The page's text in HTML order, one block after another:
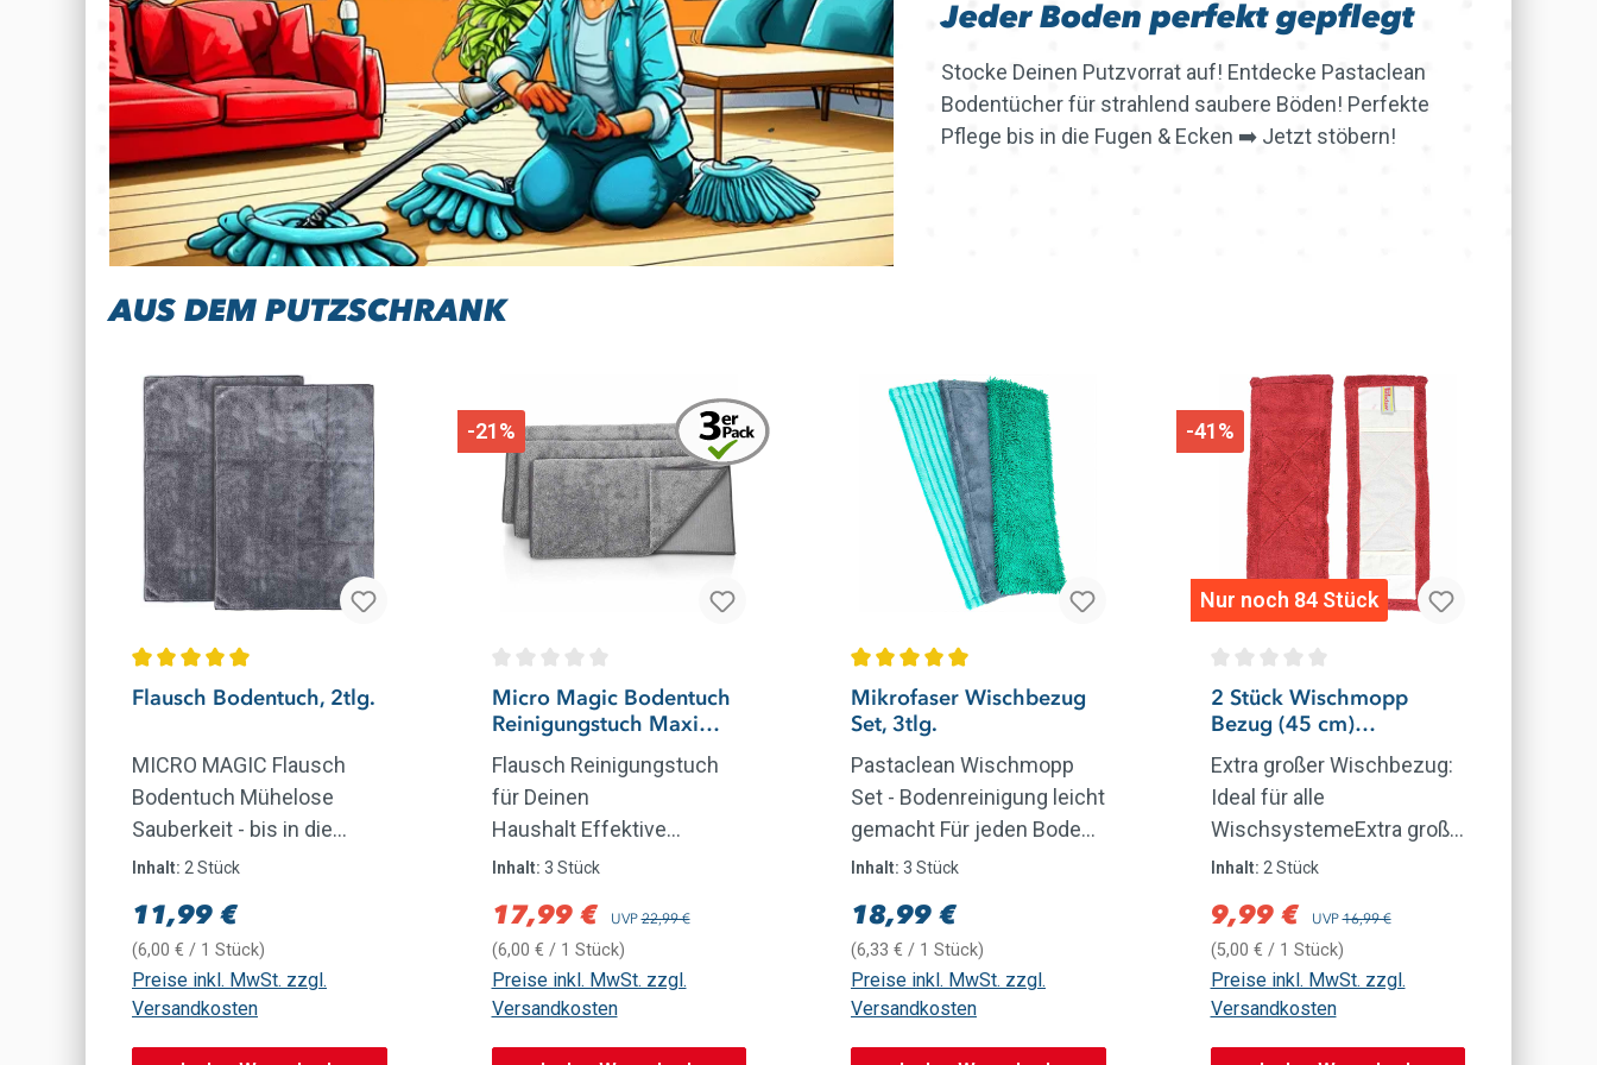
Jeder Boden perfekt gepflegt
Stocke Deinen Putzvorrat auf! Entdecke Pastaclean
Bodentücher für strahlend saubere Böden! Perfekte
Pflege bis in die Fugen & Ecken ➡️ Jetzt stöbern!
AUS DEM PUTZSCHRANK
Durchschnittliche Bewertung von 5 von 5 Sternen
Flausch Bodentuch, 2tlg.
MICRO MAGIC Flausch
Bodentuch Mühelose
Sauberkeit - bis in die
Fugen, Ecken und
Schmutzlösekraft Hohe
Feuchtigkeitsaufnahme Tu
chgröße: 50 x 70 cm Das
Pastaclean Micro Magic
Bodentuch zeichnet sich
Inhalt: 2 Stück
Regulärer Preis:
11,99 €
(6,00 € / 1 Stück)
Preise inkl. MwSt. zzgl.
Versandkosten
-21%
Durchschnittliche Bewertung von 0 von 5 Sternen
Micro Magic Bodentuch
Reinigungstuch Maxi
antibakteriell, 3tlg.
Flausch Reinigungstuch
für Deinen
Haushalt Effektive
Reinigung: Das Pastaclean
auch in Fugen, Rillen,
Ecken und Kanten und löst
Schmutz mit und ohne
Reinigungsmittel.Trocken
und feucht verwendbar:
Inhalt: 3 Stück
Verkaufspreis:
17,99 € Regulärer Preis:
UVP22,99 €
(6,00 € / 1 Stück)
Preise inkl. MwSt. zzgl.
Versandkosten
Durchschnittliche Bewertung von 5 von 5 Sternen
Mikrofaser Wischbezug
Set, 3tlg.
Pastaclean Wischmopp
Set - Bodenreinigung leicht
gemacht Für jeden Boden
die richtige WahlRobust,
strapazierfähigStabil durch
verstärkte
EinlagenPassend für alle
handelsüblichen
Wischsysteme Das
Inhalt: 3 Stück
Regulärer Preis:
18,99 €
(6,33 € / 1 Stück)
Preise inkl. MwSt. zzgl.
Versandkosten
-41%
Nur noch 84 Stück
Durchschnittliche Bewertung von 0 von
2 Stück Wischmopp
Bezug (45 cm)
Bodenwischer-
Wischbezug
Extra großer Wischbezug:
Ideal für alle
WischsystemeExtra große
Größe: Mit 45 cm Länge
Pastaclean Wischmopp
Bezug mehr Fläche in
kürzerer Zeit
ab. Universelle Passform:
Passend für alle
Inhalt: 2 Stück
Verkaufspreis:
9,99 € Regulärer Preis:
UVP16,99 €
(5,00 € / 1 Stück)
Preise inkl. MwSt. zzgl.
Versandkosten